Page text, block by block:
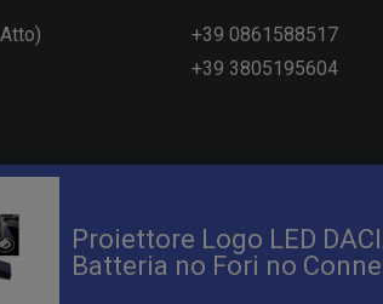
Proiettore Logo LED
Batteria no Fori no
+39 0861588517
+39 3805195604